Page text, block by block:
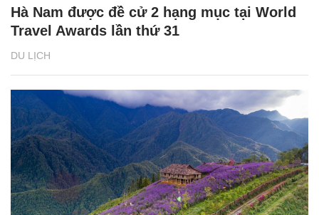
DU LỊCH
Hà Nam được đề cử 2 hạng mục tại World
Travel Awards lần thứ 31